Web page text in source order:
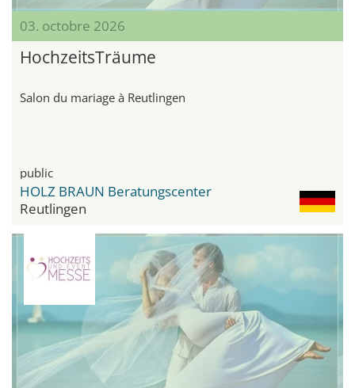
03. octobre 2026
HochzeitsTräume
Salon du mariage à Reutlingen
public
HOLZ BRAUN Beratungscenter
Reutlingen